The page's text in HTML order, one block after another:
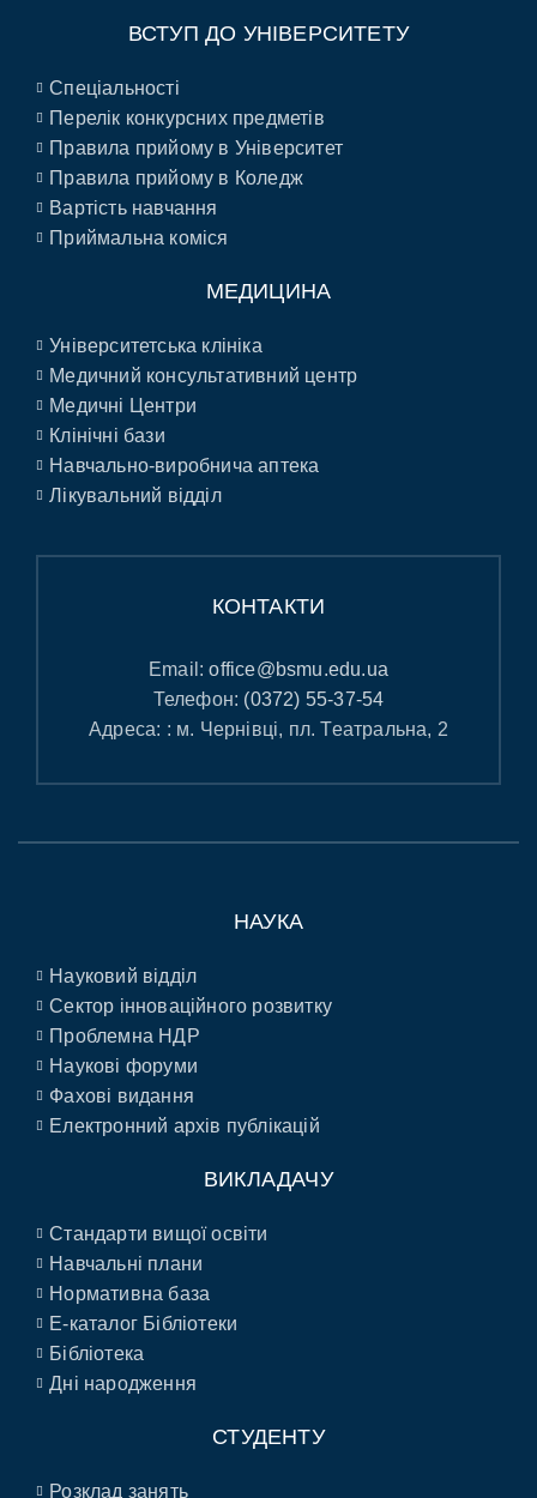
ВСТУП ДО УНІВЕРСИТЕТУ
Спеціальності
Перелік конкурсних предметів
Правила прийому в Університет
Правила прийому в Коледж
Вартість навчання
Приймальна коміся
МЕДИЦИНА
Університетська клініка
Медичний консультативний центр
Медичні Центри
Клінічні бази
Навчально-виробнича аптека
Лікувальний відділ
КОНТАКТИ
Email:office@bsmu.edu.ua
Телефон: (0372) 55-37-54
Адреса: : м. Чернівці, пл. Театральна, 2
НАУКА
Науковий відділ
Сектор інноваційного розвитку
Проблемна НДР
Наукові форуми
Фахові видання
Електронний архів публікацій
ВИКЛАДАЧУ
Стандарти вищої освіти
Навчальні плани
Нормативна база
E-каталог Бібліотеки
Бібліотека
Дні народження
СТУДЕНТУ
Розклад занять